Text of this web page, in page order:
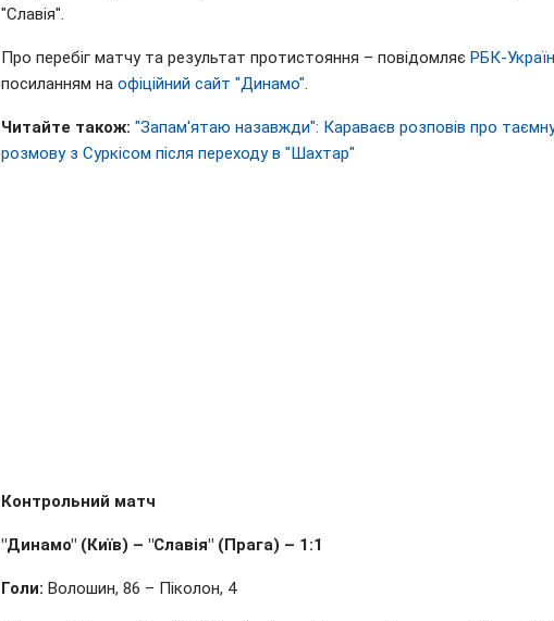
"Славія".
Про перебіг матчу та результат протистояння – повідомляє РБК-
посиланням на офіційний сайт "Динамо".
Читайте також: "Запам'ятаю назавжди": Караваєв розповів про
розмову з Суркісом після переходу в "Шахтар"
Контрольний матч
"Динамо" (Київ) – "Славія" (Прага) – 1:1
Голи: Волошин, 86 – Піколон, 4